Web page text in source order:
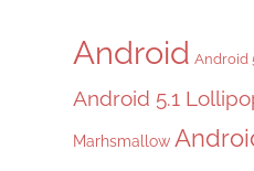
Android Android
Android 5.1
Marhsmallow